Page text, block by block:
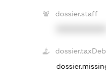
dossier.staff